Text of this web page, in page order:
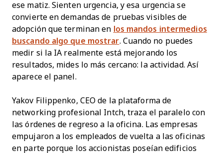
ese matiz. Sienten urgencia, y esa urgencia se
convierte en demandas de pruebas visibles de
adopción que terminan en los mandos intermedios
buscando algo que mostrar. Cuando no puedes
medir si la IA realmente está mejorando los
resultados, mides lo más cercano: la actividad. Así
aparece el panel.
Yakov Filippenko, CEO de la plataforma de
networking profesional Intch, traza el paralelo con
las órdenes de regreso a la oficina. Las empresas
empujaron a los empleados de vuelta a las oficinas
en parte porque los accionistas poseían edificios